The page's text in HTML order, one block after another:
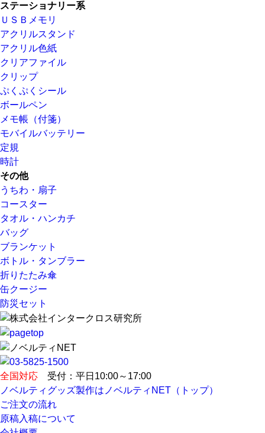
ステーショナリー系
ＵＳＢメモリ
アクリルスタンド
アクリル色紙
クリアファイル
クリップ
ぷくぷくシール
ボールペン
メモ帳（付箋）
モバイルバッテリー
定規
時計
その他
うちわ・扇子
コースター
タオル・ハンカチ
バッグ
ブランケット
ボトル・タンブラー
折りたたみ傘
缶クージー
防災セット
全国対応 受付：平日10:00～17:00
ノベルティグッズ製作はノベルティNET（トップ）
ご注文の流れ
原稿入稿について